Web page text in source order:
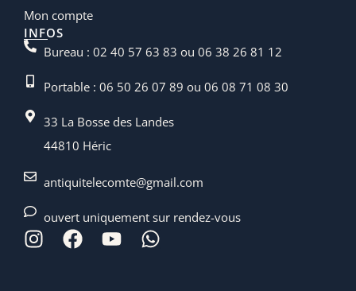
Mon compte
INFOS
Bureau : 02 40 57 63 83 ou 06 38 26 81 12
Portable : 06 50 26 07 89 ou 06 08 71 08 30
33 La Bosse des Landes
44810 Héric
antiquitelecomte@gmail.com
ouvert uniquement sur rendez-vous